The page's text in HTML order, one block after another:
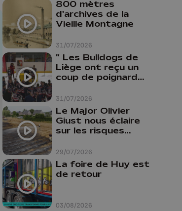
Guillemins...
31/07/2026
800 mètres
d'archives de la
Vieille Montagne
31/07/2026
" Les Bulldogs de
Liège ont reçu un
coup de poignard
29/07/2026
Le Major Olivier
Giust nous éclaire
sur les risques
Belgique : "Un
incendie comme en
Gironde ne pourrait
pas avoir lieu chez
03/08/2026
La foire de Huy est
de retour